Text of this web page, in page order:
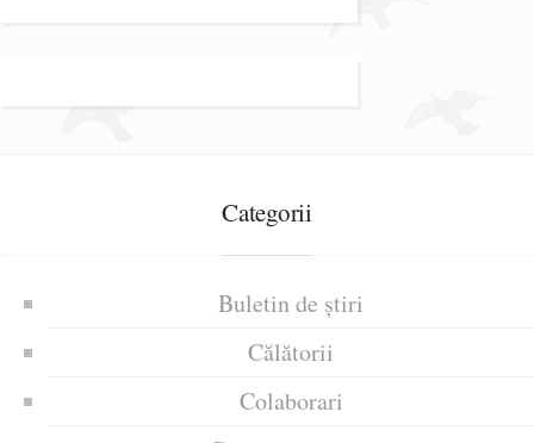
Categorii
Buletin de știri
Călătorii
Colaborari